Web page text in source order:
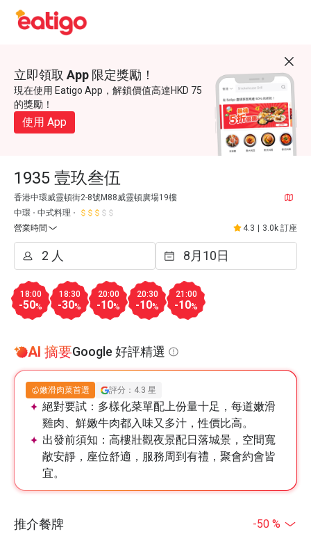
立即領取 App 限定獎勵！
現在使用 Eatigo App，解鎖價值高達HKD 75
的獎勵！
使用 App
1935 壹玖叁伍
香港中環威靈頓街2-8號M88威靈頓廣場19樓
中環
中式料理
營業時間
4.3 3.0k 訂座
18:00
-50%
18:30
-30%
20:00
-10%
20:30
-10%
21:00
-10%
AI 摘要Google 好評精選
嫩滑肉菜首選 評分：4.3 星
絕對要試： 多樣化菜單配上份量十足，每道嫩滑
雞肉、鮮嫩牛肉都入味又多汁，性價比高。
出發前須知： 高樓壯觀夜景配日落城景，空間寬
敞安靜，座位舒適，服務周到有禮，聚會約會皆
宜。
推介餐牌 -50 %